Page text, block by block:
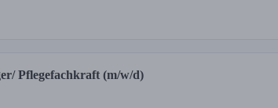
Pflegefachkraft (m/w/d)